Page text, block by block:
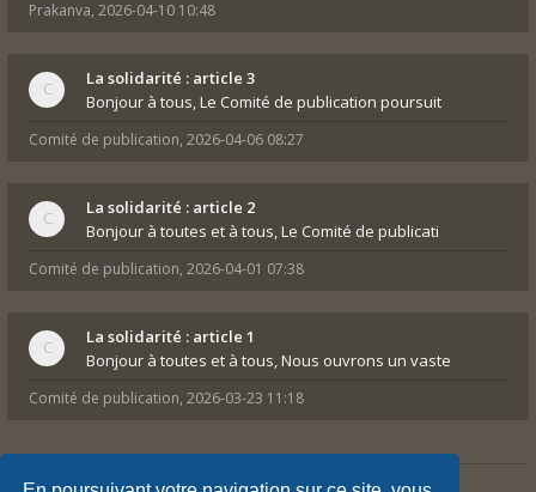
Prakanva, 2026-04-10 10:48
La solidarité : article 3
Bonjour à tous, Le Comité de publication poursuit
Comité de publication, 2026-04-06 08:27
La solidarité : article 2
Bonjour à toutes et à tous, Le Comité de publicati
Comité de publication, 2026-04-01 07:38
La solidarité : article 1
Bonjour à toutes et à tous, Nous ouvrons un vaste
Comité de publication, 2026-03-23 11:18